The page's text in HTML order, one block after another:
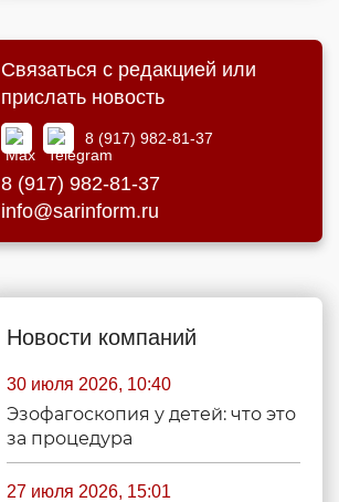
Связаться с редакцией или
прислать новость
8 (917) 982-81-37
8 (917) 982-81-37
info@sarinform.ru
Новости компаний
30 июля 2026, 10:40
Эзофагоскопия у детей: что это
за процедура
27 июля 2026, 15:01